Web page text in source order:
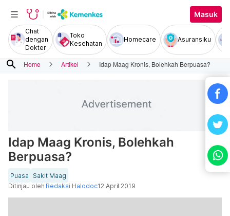
Masuk
Chat
dengan
Dokter
Toko
Kesehatan
Homecare Asuransiku
search Home Artikel Idap Maag Kronis, Bolehkah Berpuasa?
Idap Maag Kronis, Bolehkah
Berpuasa?
Puasa
Sakit Maag
Ditinjau oleh Redaksi Halodoc12 April 2019